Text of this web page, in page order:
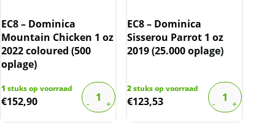
EC8 – Dominica
Mountain Chicken 1 oz
2022 coloured (500
oplage)
1 stuks op voorraad
€152,90
EC8 – Dominica
Sisserou Parrot 1 oz
2019 (25.000 oplage)
2stuks op voorraad
€123,53